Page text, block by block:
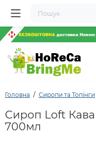
Головна Сиропи та Топінги
Сироп Loft Кава
700мл